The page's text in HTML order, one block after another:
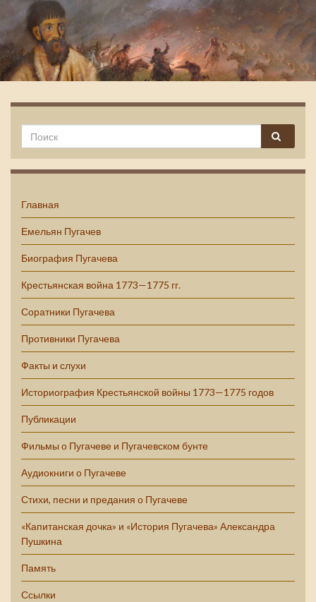
Емельян Пугачев
Главная
Емельян Пугачев
Биография Пугачева
Крестьянская война 1773—1775 гг.
Соратники Пугачева
Противники Пугачева
Факты и слухи
Историография Крестьянской войны 1773—1775 годов
Публикации
Фильмы о Пугачеве и Пугачевском бунте
Аудиокниги о Пугачеве
Стихи, песни и предания о Пугачеве
«Капитанская дочка» и «История Пугачева» Александра
Пушкина
Память
Ссылки